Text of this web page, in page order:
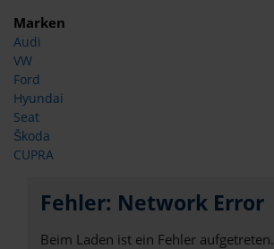
Marken
Audi
VW
Ford
Hyundai
Seat
Škoda
CUPRA
Fehler: Network Error
Beim Laden ist ein Fehler aufgetreten.